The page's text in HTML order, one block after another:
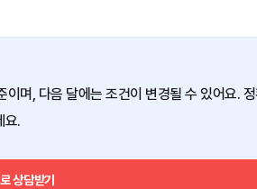
며, 다음 달에는 조건이 변경될 수 있어요.
요.
상담받기